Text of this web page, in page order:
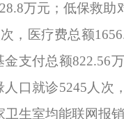
万元；低保救助
，医疗费总额
金支付总额822.56
人口就诊5245人次
卫生室均能联网报